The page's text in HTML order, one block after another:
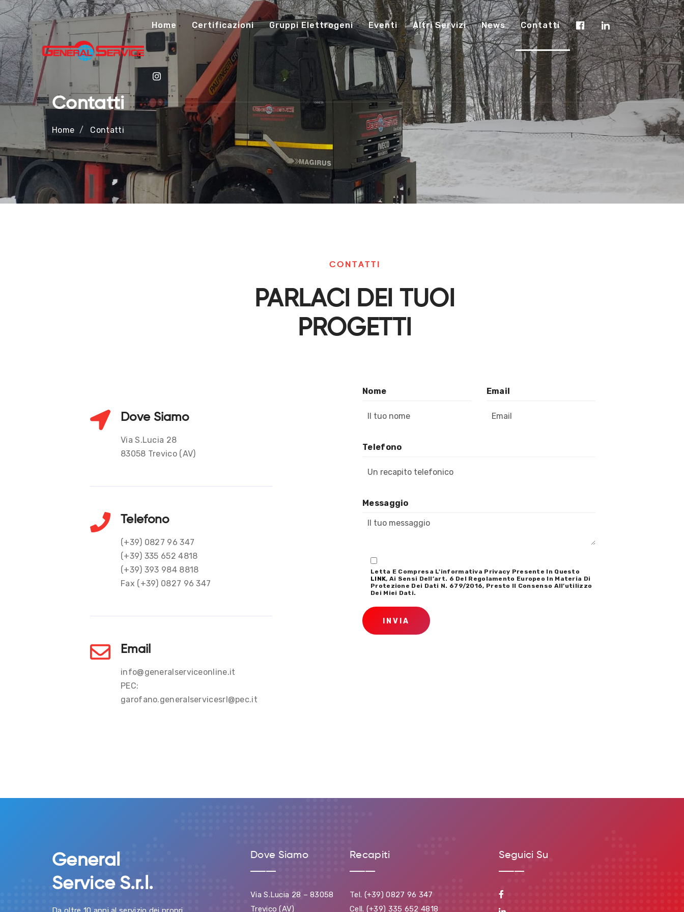
Home Certificazioni Gruppi Elettrogeni Eventi Altri Servizi News Contatti
Contatti
Home Contatti
CO N A
PARLACI DEI TUOI
PROGETTI
Dove Siamo
Via S.Lucia 28
83058 Trevico (AV)
Telefono
(+39) 0827 96 347
(+39) 335 652 4818
(+39) 393 984 8818
Fax (+39) 0827 96 347
Email
info@generalserviceonline.it
PEC:
garofano.generalservicesrl@pec.it
Nome Email
Telefono
Messaggio
Letta E Compresa L'informativa Privacy Presente In Questo
LINK, Ai Sensi Dell’art. 6 Del Regolamento Europeo In Materia Di
Protezione Dei Dati N. 679/2016, Presto Il Consenso All’utilizzo
Dei Miei Dati.
INVIA
General
Service S.r.l.
Dove Siamo
Via S.Lucia 28 – 83058
Trevico (AV)
Recapiti
Tel. (+39) 0827 96 347
Cell. (+39) 335 652 4818
Seguici Su